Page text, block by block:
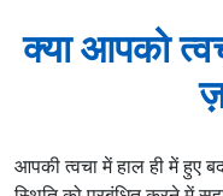
क्या आपको
आपकी त्वचा में हाल ही में हुए